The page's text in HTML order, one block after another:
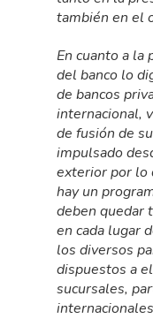
también en el
En cuanto a la
del banco lo
de bancos
internacional,
de fusión de
impulsado
exterior por lo
hay un
deben quedar
en cada lugar
los diversos
dispuestos a
sucursales,